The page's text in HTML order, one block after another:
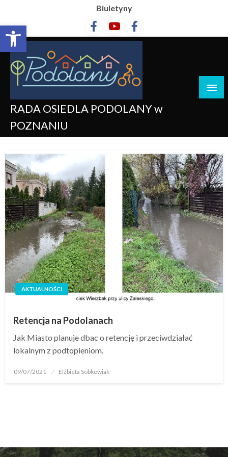
Otwórz pasek narzędzi
Biuletyny
RADA OSIEDLA PODOLANY w
POZNANIU
AKTUALNOŚCI
Retencja na Podolanach
Jak Miasto planuje dbac o retencję i przeciwdziałać
lokalnym z podtopieniom.
09/07/2021 Elżbieta Sobkowiak